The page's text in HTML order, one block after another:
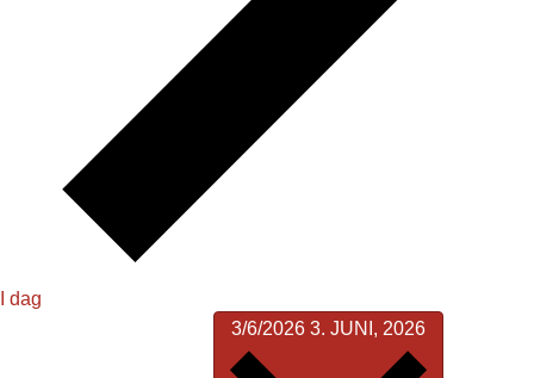
I dag
3/6/20263. JUNI, 2026